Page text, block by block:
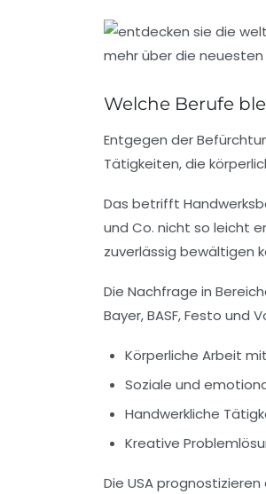
Welche Berufe
Entgegen der
Tätigkeiten, die
Das betrifft
und Co. nicht so leicht
zuverlässig bewältigen
Die Nachfrage in
Bayer, BASF, Festo
Körperliche Arbeit
Soziale und
Handwerkliche
Kreative
Die USA